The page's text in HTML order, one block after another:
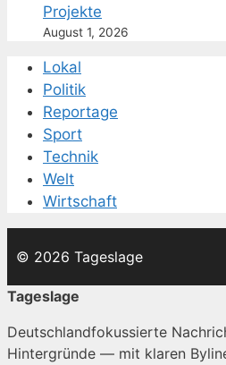
Projekte
August 1, 2026
Lokal
Politik
Reportage
Sport
Technik
Welt
Wirtschaft
© 2026 Tageslage
Tageslage
Deutschlandfokussierte
Hintergründe — mit klaren